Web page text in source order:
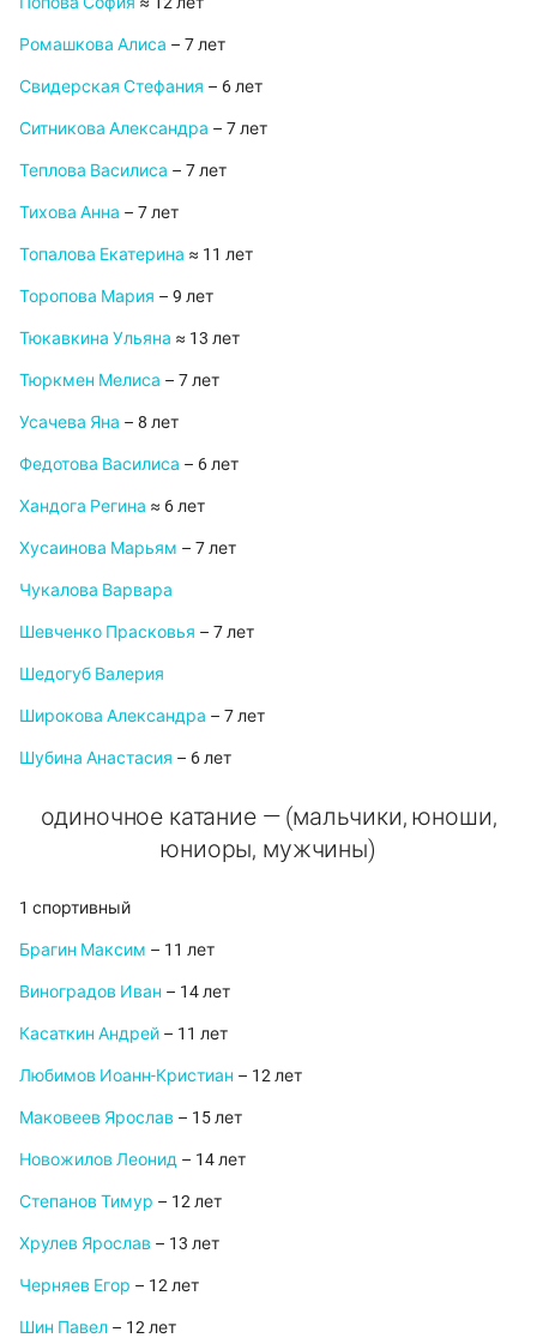
Ромашкова Алиса – 7 лет
Свидерская Стефания – 6 лет
Ситникова Александра – 7 лет
Теплова Василиса – 7 лет
Тихова Анна – 7 лет
Топалова Екатерина ≈ 11 лет
Торопова Мария – 9 лет
Тюкавкина Ульяна ≈ 13 лет
Тюркмен Мелиса – 7 лет
Усачева Яна – 8 лет
Федотова Василиса – 6 лет
Хандога Регина ≈ 6 лет
Хусаинова Марьям – 7 лет
Чукалова Варвара
Шевченко Прасковья – 7 лет
Шедогуб Валерия
Широкова Александра – 7 лет
Шубина Анастасия – 6 лет
одиночное катание — (мальчики, юноши,
юниоры, мужчины)
1 спортивный
Брагин Максим – 11 лет
Виноградов Иван – 14 лет
Касаткин Андрей – 11 лет
Любимов Иоанн-Кристиан – 12 лет
Маковеев Ярослав – 15 лет
Новожилов Леонид – 14 лет
Степанов Тимур – 12 лет
Хрулев Ярослав – 13 лет
Черняев Егор – 12 лет
Шин Павел – 12 лет